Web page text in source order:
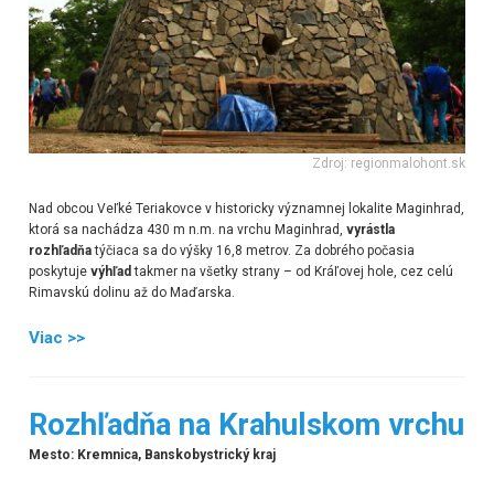
Zdroj: regionmalohont.sk
Nad obcou Veľké Teriakovce v historicky významnej lokalite Maginhrad,
ktorá sa nachádza 430 m n.m. na vrchu Maginhrad, vyrástla
rozhľadňatýčiaca sa do výšky 16,8 metrov. Za dobrého počasia
poskytuje výhľad takmer na všetky strany – od Kráľovej hole, cez celú
Rimavskú dolinu až do Maďarska.
Viac >>
Rozhľadňa na Krahulskom vrchu
Mesto: Kremnica, Banskobystrický kraj